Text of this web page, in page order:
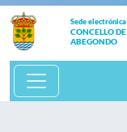
Sede electrónica
CONCELLO DE
ABEGONDO